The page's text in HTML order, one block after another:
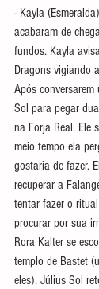
- Kayla
acabaram de
fundos. Kayla
Dragons vigiando
Após
Sol para pegar
na Forja Real. Ele
meio tempo ela
gostaria de fazer.
recuperar a
tentar fazer o
procurar por sua
Rora Kalter se
templo de Bastet
eles). Július Sol